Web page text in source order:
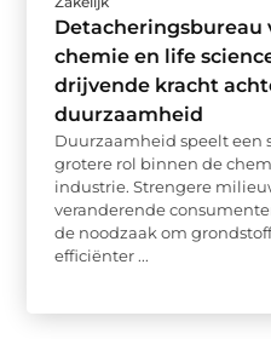
Detacheringsbureau
chemie en life
drijvende kracht
duurzaamheid
Duurzaamheid speelt een
grotere rol binnen de
industrie. Strengere
veranderende
de noodzaak om
efficiënter ...